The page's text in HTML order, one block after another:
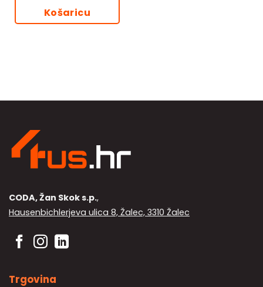
Košaricu
CODA, Žan Skok s.p.,
Hausenbichlerjeva ulica 8, Žalec, 3310 Žalec
Trgovina